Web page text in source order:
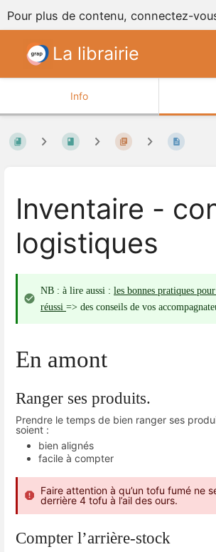
Pour plus de contenu, connectez-
La librairie
Info
Inventaire -
logistiques
NB : à lire aussi : les bonnes pratiques
réussi => des conseils de vos
En amont
Ranger ses produits.
Prendre le temps de bien ranger ses
soient :
bien alignés
facile à compter
Faire attention à qu’un tofu fumé ne
derrière 4 tofu à l’ail des ours.
Compter l’arrière-stock